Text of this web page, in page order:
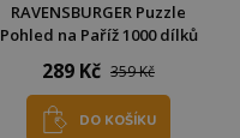
RAVENSBURGER Puzzle
Pohled na Paříž 1000 dílků
289 Kč 359 Kč
DO KOŠÍKU